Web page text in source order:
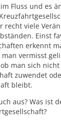
Fluss und es
recht viele
Einst
erkennt
vermisst
man sich
zuwendet
bleibt.
aus? Was ist